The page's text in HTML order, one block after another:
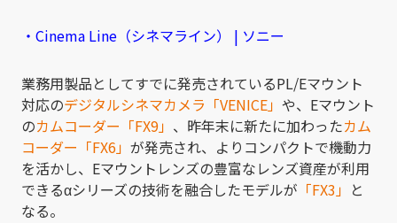
・Cinema Line（シネマライン） | ソニー
業務用製品としてすでに発売されているPL/Eマウント
対応のデジタルシネマカメラ「VENICE」 や、Eマウント
のカムコーダー「FX9」 、昨年末に新たに加わったカム
コーダー「FX6」 が発売され、よりコンパクトで機動力
を活かし、Eマウントレンズの豊富なレンズ資産が利用
できるαシリーズの技術を融合したモデルが 「FX3」 と
なる。